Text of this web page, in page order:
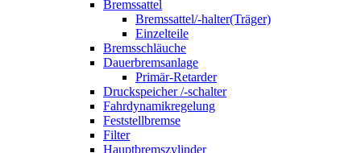
Bremssattel
Bremssattel/-halter(Träger)
Einzelteile
Bremsschläuche
Dauerbremsanlage
Primär-Retarder
Druckspeicher /-schalter
Fahrdynamikregelung
Feststellbremse
Filter
Hauptbremszylinder